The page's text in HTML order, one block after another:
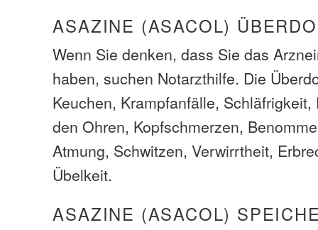
ASAZINE (ASACOL)
Wenn Sie denken, dass Sie das
haben, suchen Notarzthilfe. Die
Keuchen, Krampfanfälle,
den Ohren, Kopfschmerzen,
Atmung, Schwitzen, Verwirrtheit,
Übelkeit.
ASAZINE (ASACOL)